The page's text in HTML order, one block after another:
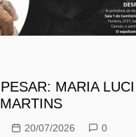
MARIA LUCI
20/07/2026 0